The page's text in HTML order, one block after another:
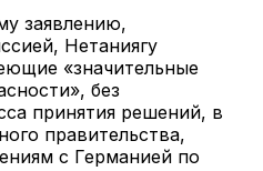
заявлению,
Нетаниягу
«значительные
без
принятия решений, в
правительства,
с Германией по